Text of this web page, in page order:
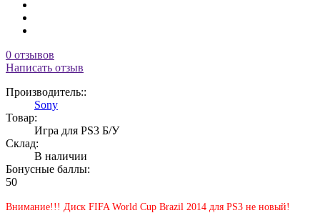
0 отзывов
Написать отзыв
Производитель::
Sony
Товар:
Игра для PS3 Б/У
Склад:
В наличии
Бонусные баллы:
50
Внимание!!! Диск FIFA World Cup Brazil 2014 для PS3 не новый!